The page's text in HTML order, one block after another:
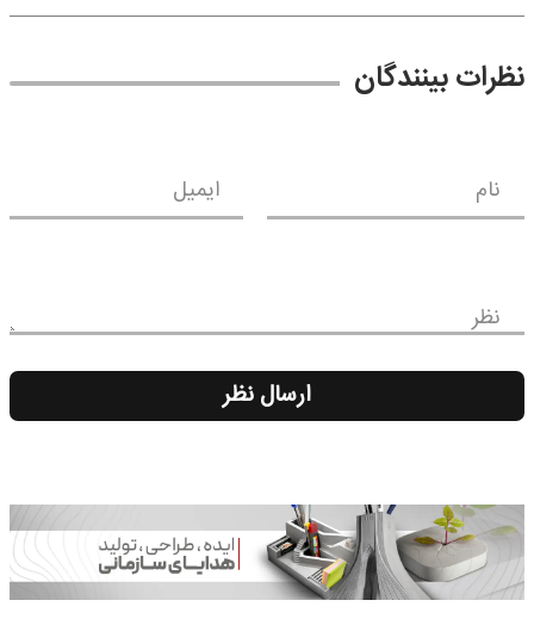
نظرات بینندگان
نام ایمیل
نظر
ارسال نظر